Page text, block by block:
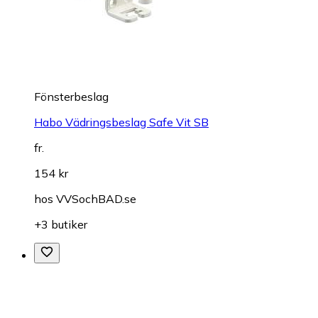
Fönsterbeslag
Habo Vädringsbeslag Safe Vit SB
fr.
154 kr
hos VVSochBAD.se
+3 butiker